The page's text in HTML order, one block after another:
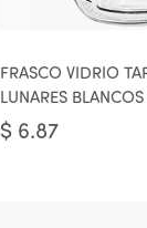
FRASCO VIDRIO
LUNARES
$ 6.87